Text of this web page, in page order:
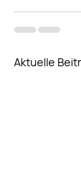
Aktuelle